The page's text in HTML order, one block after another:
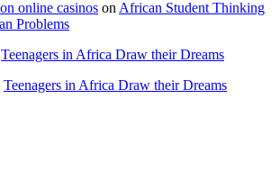
online casinos on African Student Thinking
Problems
Teenagers in Africa Draw their Dreams
Teenagers in Africa Draw their Dreams